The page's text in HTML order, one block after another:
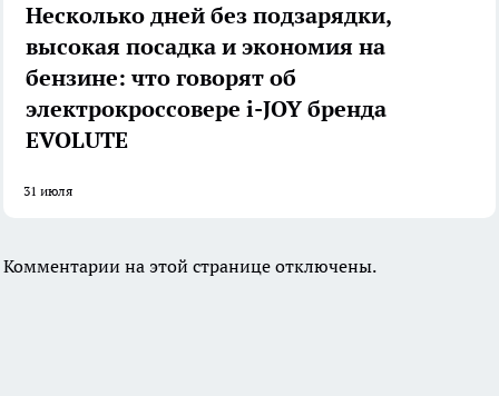
Несколько дней без подзарядки,
высокая посадка и экономия на
бензине: что говорят об
электрокроссовере i-JOY бренда
EVOLUTE
31 июля
Комментарии на этой странице отключены.